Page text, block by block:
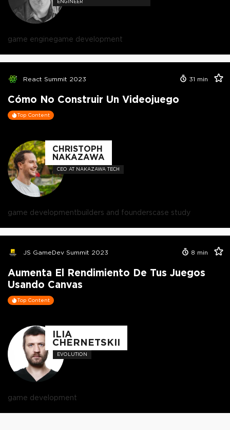
ENGINEER
game enginegame development
React Summit 2023 31 min
Cómo No Construir Un Videojuego
Top Content
CHRISTOPH
NAKAZAWA
CEO AT NAKAZAWA TECH
game developmentbuilders and founderscase study
JS GameDev Summit 2023 8 min
Aumenta El Rendimiento De Tus Juegos
Usando Canvas
Top Content
ILIA
CHERNETSKII
EVOLUTION
game development